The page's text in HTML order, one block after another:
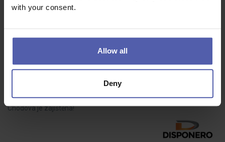
with your consent.
Allow all
Deny
Operátor výroby - svozová doprava z Karlových
DISPONERO Ostrov nad Ohří Dohodou
Do výrobní společnosti v Karlovarském kraji hledáme manuálně
zručné Operátory výroby. Svozová doprava z Karlových Varů a
Chodova je zajištěna!